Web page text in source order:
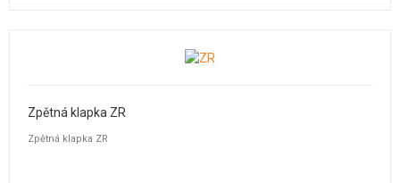
Zpětná klapka ZR
Zpětná klapka ZR